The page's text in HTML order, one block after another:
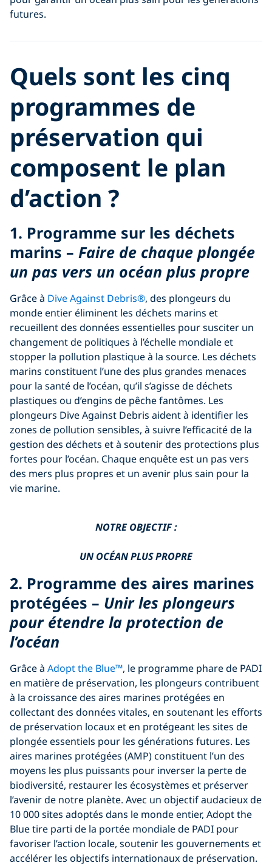
futures.
Quels sont les cinq
programmes de
préservation qui
composent le plan
d’action ?
1. Programme sur les déchets
marins – Faire de chaque plongée
un pas vers un océan plus propre
Grâce à Dive Against Debris®, des plongeurs du
monde entier éliminent les déchets marins et
recueillent des données essentielles pour susciter un
changement de politiques à l’échelle mondiale et
stopper la pollution plastique à la source. Les déchets
marins constituent l’une des plus grandes menaces
pour la santé de l’océan, qu’il s’agisse de déchets
plastiques ou d’engins de pêche fantômes. Les
plongeurs Dive Against Debris aident à identifier les
zones de pollution sensibles, à suivre l’efficacité de la
gestion des déchets et à soutenir des protections plus
fortes pour l’océan. Chaque enquête est un pas vers
des mers plus propres et un avenir plus sain pour la
vie marine.
NOTRE OBJECTIF :
UN OCÉAN PLUS PROPRE
2. Programme des aires marines
protégées – Unir les plongeurs
pour étendre la protection de
l’océan
Grâce à Adopt the Blue™, le programme phare de PADI
en matière de préservation, les plongeurs contribuent
à la croissance des aires marines protégées en
collectant des données vitales, en soutenant les efforts
de préservation locaux et en protégeant les sites de
plongée essentiels pour les générations futures. Les
aires marines protégées (AMP) constituent l’un des
moyens les plus puissants pour inverser la perte de
biodiversité, restaurer les écosystèmes et préserver
l’avenir de notre planète. Avec un objectif audacieux de
10 000 sites adoptés dans le monde entier, Adopt the
Blue tire parti de la portée mondiale de PADI pour
favoriser l’action locale, soutenir les gouvernements et
accélérer les objectifs internationaux de préservation.